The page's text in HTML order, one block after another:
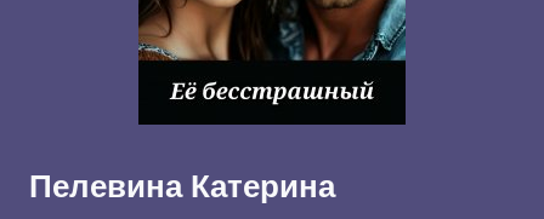
Пелевина Катерина